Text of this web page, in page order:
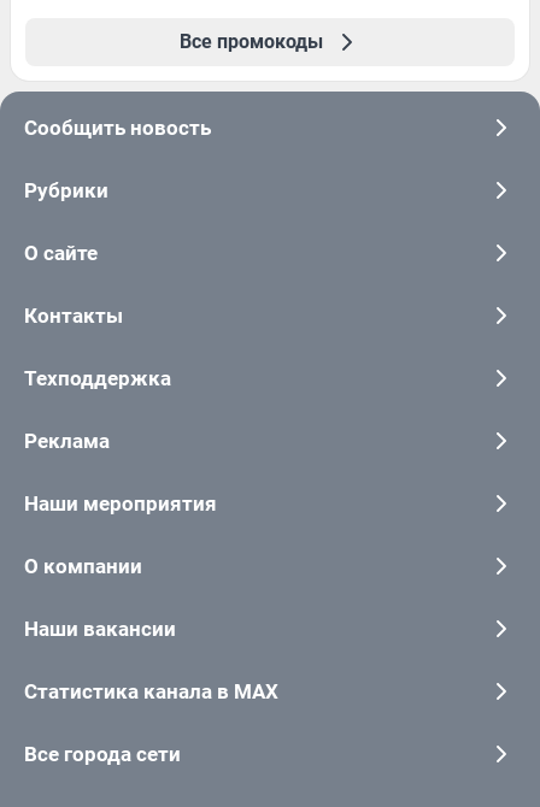
Все промокоды
Сообщить новость
Рубрики
О сайте
Контакты
Техподдержка
Реклама
Наши мероприятия
О компании
Наши вакансии
Статистика канала в MAX
Все города сети